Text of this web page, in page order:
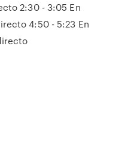
2:30 - 3:05 En
4:50 - 5:23 En